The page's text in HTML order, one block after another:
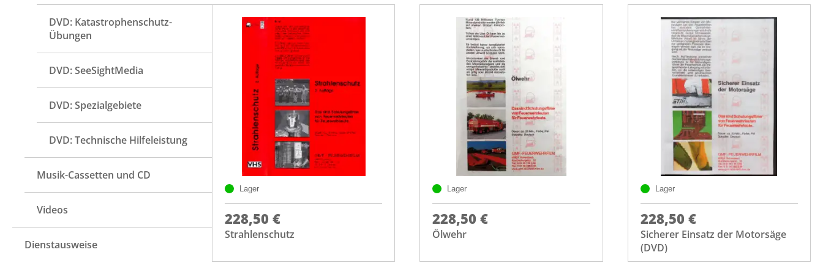
DVD: Katastrophenschutz-
Übungen
DVD: SeeSightMedia
DVD: Spezialgebiete
DVD: Technische Hilfeleistung
Musik-Cassetten und CD
Videos
Dienstausweise
Lager
228,50 €
Strahlenschutz
Lager
228,50 €
Ölwehr
Lager
228,50 €
Sicherer Einsatz der Motorsäge
(DVD)